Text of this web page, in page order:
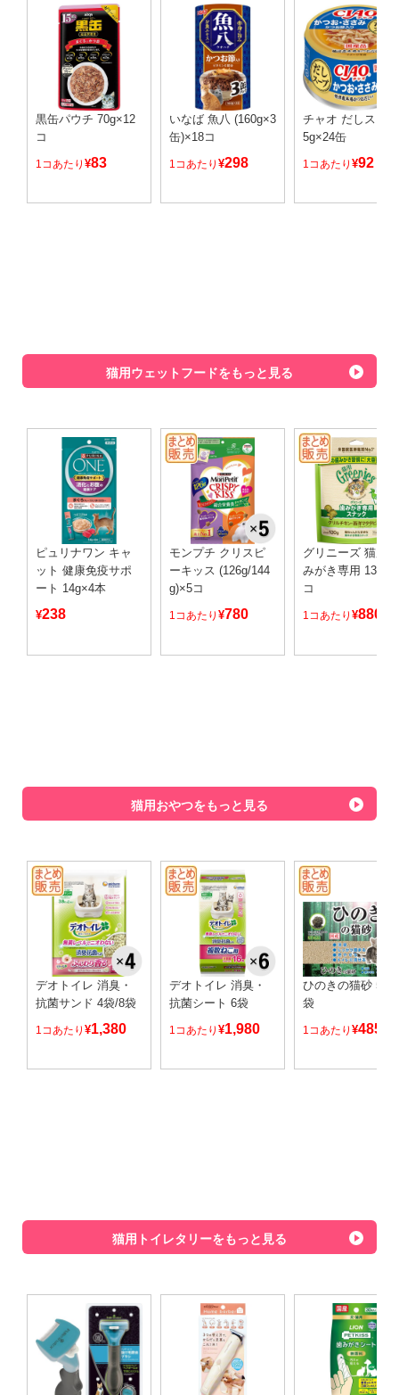
黒缶パウチ 70g×12
コ
1コあたり¥83
いなば 魚八 (160g×3
缶)×18コ
1コあたり¥298
チャオ だしスー
5g×24缶
1コあたり¥92
猫用ウェットフードをもっと見る
ピュリナワン キャ
ット 健康免疫サポ
ート 14g×4本
¥238
モンプチ クリスピ
ーキッス (126g/144
g)×5コ
1コあたり¥780
グリニーズ 猫用
みがき専用
コ
1コあたり¥880
猫用おやつをもっと見る
デオトイレ 消臭・
抗菌サンド 4袋/8袋
1コあたり¥1,380
デオトイレ 消臭・
抗菌シート 6袋
1コあたり¥1,980
ひのきの猫砂 5袋
袋
1コあたり¥485
猫用トイレタリーをもっと見る